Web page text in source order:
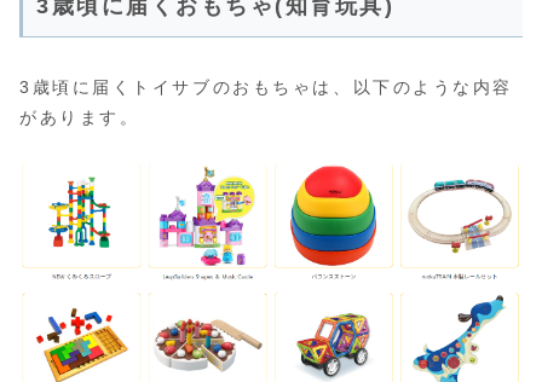
3歳頃に届くおもちゃ(知育玩具)
3歳頃に届くトイサブのおもちゃは、以下のような内容
があります。